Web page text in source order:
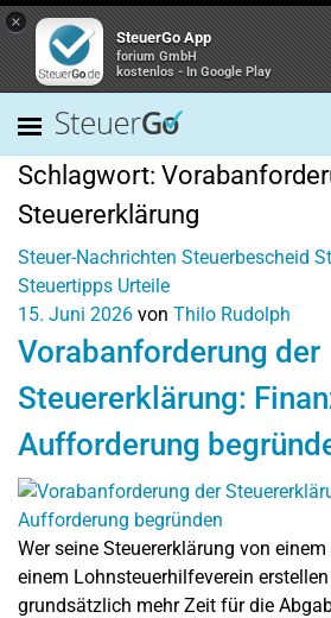
×
SteuerGo App
forium GmbH
kostenlos - In Google Play
Schlagwort:
Steuererklärung
Steuer-Nachrichten Steuerbescheid
Steuertipps Urteile
15. Juni 2026 von Thilo Rudolph
Vorabanforderung der
Steuererklärung:
Aufforderung
Wer seine Steuererklärung von
einem Lohnsteuerhilfeverein
grundsätzlich mehr Zeit für die